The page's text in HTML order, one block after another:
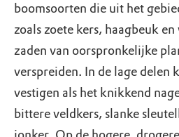
boomsoorten die uit het
zoals zoete kers, haagbeuk
zaden van oorspronkelijke
verspreiden. In de lage delen
vestigen als het knikkend
bittere veldkers, slanke